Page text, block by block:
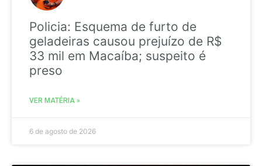
Policia: Esquema de furto de
geladeiras causou prejuízo de R$
33 mil em Macaíba; suspeito é
preso
VER MATÉRIA »
6 de agosto de 2026